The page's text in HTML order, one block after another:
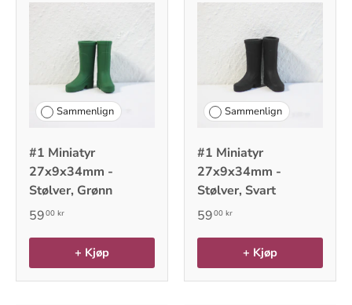
Sammenlign
#1 Miniatyr
27x9x34mm -
Stølver, Grønn
5900 kr
+ Kjøp
Sammenlign
#1 Miniatyr
27x9x34mm -
Stølver, Svart
5900 kr
+ Kjøp